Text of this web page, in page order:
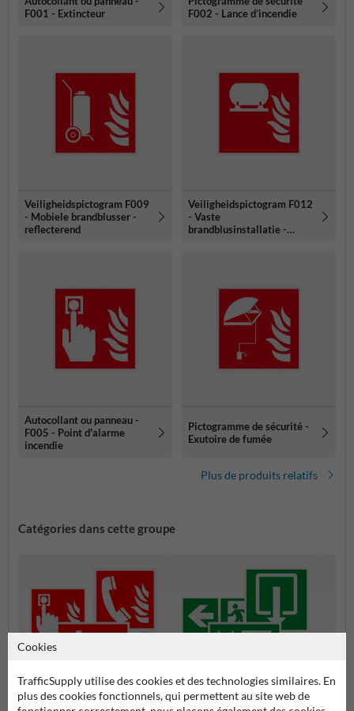
F001 - Extincteur
F002 - Lance d’incendie
Veiligheidspictogram F009
- Mobiele brandblusser -
reflecterend
Veiligheidspictogram F012
- Vaste
brandblusinstallatie -
Autocollant ou panneau -
F005 - Point d'alarme
incendie
Pictogramme de sécurité -
Exutoire de fumée
Plus de produits relatifs
Catégories dans cette groupe
Cookies
TrafficSupply utilise des cookies et des technologies similaires. En
plus des cookies fonctionnels, qui permettent au site web de